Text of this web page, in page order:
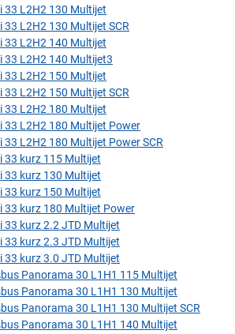
33 L2H2 130 Multijet
33 L2H2 130 Multijet SCR
33 L2H2 140 Multijet
33 L2H2 140 Multijet3
33 L2H2 150 Multijet
33 L2H2 150 Multijet SCR
33 L2H2 180 Multijet
33 L2H2 180 Multijet Power
33 L2H2 180 Multijet Power SCR
33 kurz 115 Multijet
33 kurz 130 Multijet
33 kurz 150 Multijet
33 kurz 180 Multijet Power
33 kurz 2.2 JTD Multijet
33 kurz 2.3 JTD Multijet
33 kurz 3.0 JTD Multijet
Panorama 30 L1H1 115 Multijet
Panorama 30 L1H1 130 Multijet
Panorama 30 L1H1 130 Multijet SCR
Panorama 30 L1H1 140 Multijet